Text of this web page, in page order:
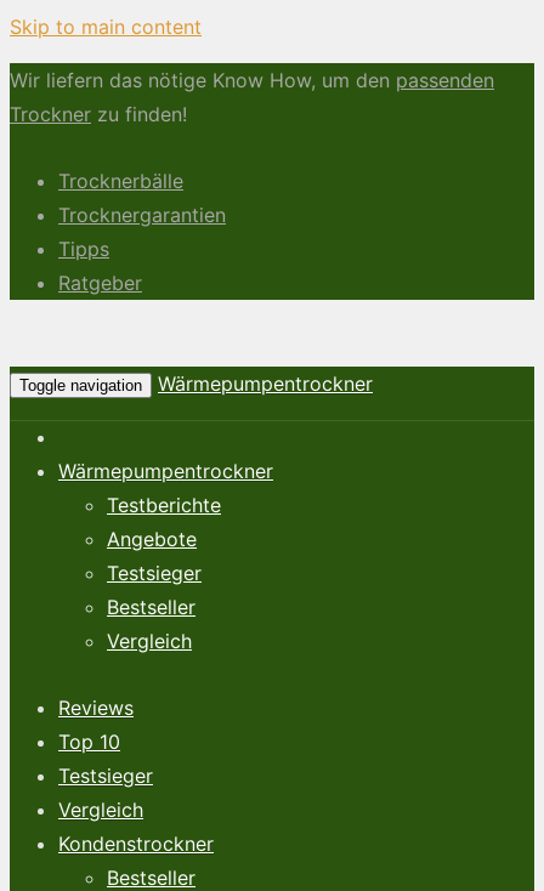
Skip to main content
Wir liefern das nötige Know How, um den passenden
Trockner zu finden!
Trocknerbälle
Trocknergarantien
Tipps
Ratgeber
Toggle navigation Wärmepumpentrockner
Wärmepumpentrockner
Testberichte
Angebote
Testsieger
Bestseller
Vergleich
Reviews
Top 10
Testsieger
Vergleich
Kondenstrockner
Bestseller